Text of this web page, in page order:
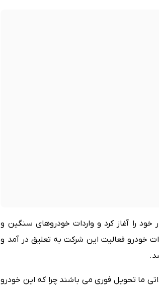
داد: شرکت نگین تندیس الماس از سال 1395 کار خود را آغاز کرد و واردات خودروهای سنگین و
خودرو فعالیت این شرکت به تعلیق در آمد و
ما تحویل فوری می باشند چرا که این خودرو